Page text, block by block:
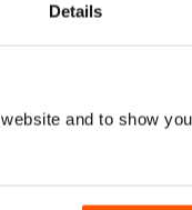
Details
and to show